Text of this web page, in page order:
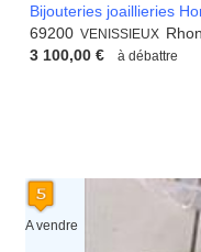
Bijouteries joaillieries
69200 VENISSIEUX
3 100,00 €
à débattre
A vendre